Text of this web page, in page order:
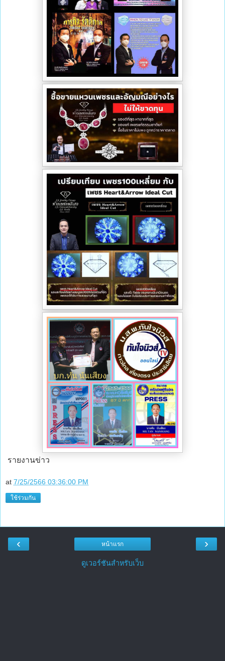
รายงานข่าว
at 7/25/2566 03:36:00 PM
ใช้ร่วมกัน
‹ ›
หน้าแรก
ดูเวอร์ชันสำหรับเว็บ